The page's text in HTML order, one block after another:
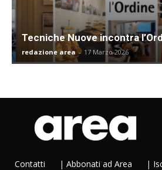
Tecniche Nuove incontra
redazione area - 17 Marzo 2026
Contatti | Abbonati ad Area |